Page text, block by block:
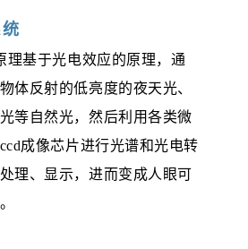
理基于光电效应的原理，通
体反射的低亮度的夜天光、
等自然光，然后利用各类微
ccd成像芯片进行光谱和光电转
理、显示，进而变成人眼可